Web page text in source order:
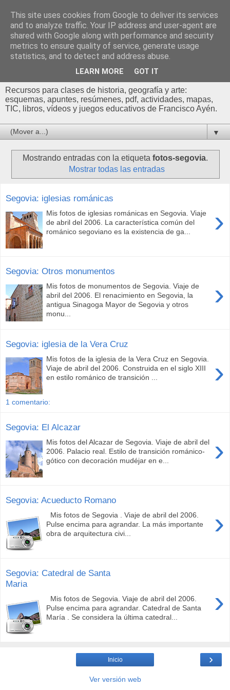
Profesor Francisco |
Recursos de Geografía,
Historia y Arte
Recursos para clases de historia, geografía y arte:
esquemas, apuntes, resúmenes, pdf, actividades, mapas,
TIC, libros, vídeos y juegos educativos de Francisco Ayén.
▼
Mostrando entradas con la etiqueta fotos-segovia.
Mostrar todas las entradas
Segovia: iglesias románicas
›
Mis fotos de iglesias románicas en Segovia. Viaje
de abril del 2006. La característica común del
románico segoviano es la existencia de ga...
Segovia: Otros monumentos
›
Mis fotos de monumentos de Segovia. Viaje de
abril del 2006. El renacimiento en Segovia, la
antigua Sinagoga Mayor de Segovia y otros
monu...
Segovia: iglesia de la Vera Cruz
›
Mis fotos de la iglesia de la Vera Cruz en Segovia.
Viaje de abril del 2006. Construida en el siglo XIII
en estilo románico de transición ...
1 comentario:
Segovia: El Alcazar
›
Mis fotos del Alcazar de Segovia. Viaje de abril del
2006. Palacio real. Estilo de transición románico-
gótico con decoración mudéjar en e...
Segovia: Acueducto Romano
›
Mis fotos de Segovia . Viaje de abril del 2006.
Pulse encima para agrandar. La más importante
obra de arquitectura civi...
Segovia: Catedral de Santa
Maria
›
Mis fotos de Segovia. Viaje de abril del 2006.
Pulse encima para agrandar. Catedral de Santa
María . Se considera la última catedral...
›
Inicio
Ver versión web
This site uses cookies from Google to deliver its services
and to analyze traffic. Your IP address and user-agent are
shared with Google along with performance and security
metrics to ensure quality of service, generate usage
statistics, and to detect and address abuse.
LEARN MORE GOT IT